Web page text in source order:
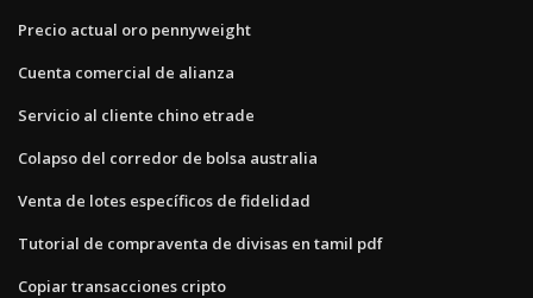
Precio actual oro pennyweight
Cuenta comercial de alianza
Servicio al cliente chino etrade
Colapso del corredor de bolsa australia
Venta de lotes específicos de fidelidad
Tutorial de compraventa de divisas en tamil pdf
Copiar transacciones cripto